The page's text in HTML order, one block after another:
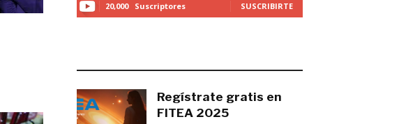
20,000 Suscriptores SUSCRIBIRTE
Regístrate gratis en
FITEA 2025